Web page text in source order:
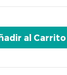
al Carrito